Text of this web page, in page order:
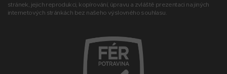
stránek, jejich reprodukci, kopírování, úpravu a zvláště prezentaci na jiných
internetových stránkách bez našeho výslovného souhlasu.